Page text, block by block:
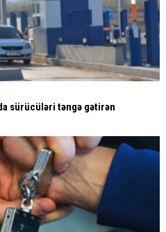
sürücüləri təngə gətirən